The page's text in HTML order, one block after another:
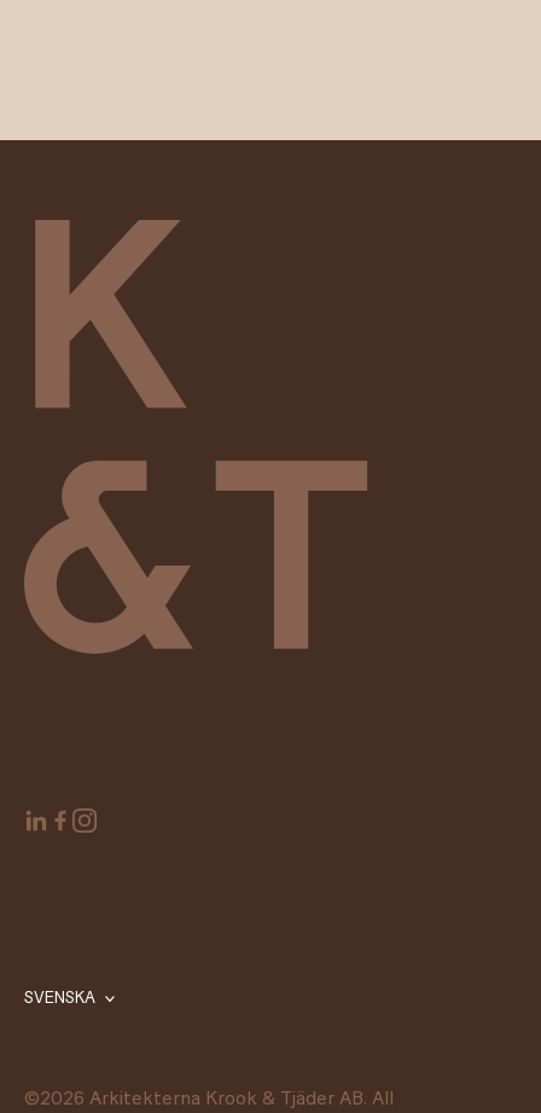
©2026 Arkitekterna Krook & Tjäder AB. All
SVENSKA